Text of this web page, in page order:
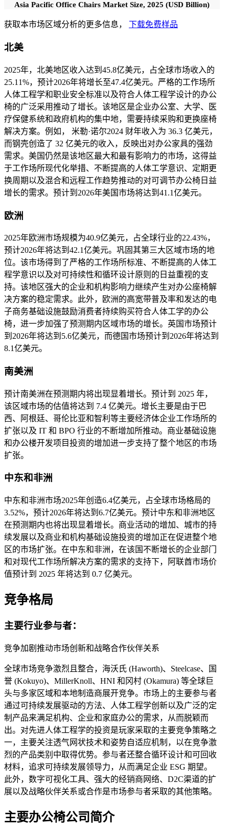
Asia Pacific Office Chairs Market Size, 2025 (USD Billion)
获取本市场区域分析的更多信息， 下载免费样品
北美
2025年，北美地区收入达到45.8亿美元，占全球市场收入的
25.11%，预计2026年将增长至47.4亿美元。 严格的工作场所
人体工程学和职业安全标准以及符合人体工程学设计的办公
椅的广泛采用推动了增长。该地区是企业办公室、大学、医
疗保健系统和政府机构的集中地，需要持续采购和更换座椅
解决方案。例如， 米勒·诺尔2024 财年收入为 36.3 亿美元，
而钢壳创造了 32 亿美元的收入，反映出对办公家具的强劲
需求。美国仍然是该地区最大和最有影响力的市场，这得益
于工作场所现代化举措、不断提高的人体工学意识、定期更
换周期以及混合和远程工作趋势推动的对可调节办公椅日益
增长的需求。预计到2026年美国市场将达到41.1亿美元。
欧洲
2025年欧洲市场规模为40.9亿美元，占全球行业的22.43%，
预计2026年将达到42.1亿美元。 巩固其第三大区域市场的地
位。该市场得到了严格的工作场所标准、不断提高的人体工
程学意识以及对可持续性和循环设计原则的日益重视的支
持。该地区强大的企业和机构影响力继续产生对办公座椅解
决方案的稳定需求。此外，欧洲的高宽带普及率和发达的电
子商务基础设施鼓励消费者持续购买符合人体工学的办公
椅，进一步加强了预测期内区域市场的增长。英国市场预计
到2026年将达到5.6亿美元，而德国市场预计到2026年将达到
8.1亿美元。
南美洲
预计南美洲在预测期内将出现显着增长。预计到 2025 年，
该区域市场的估值将达到 7.4 亿美元。增长主要是由于巴
西、阿根廷、哥伦比亚和智利等主要经济体企业工作场所的
扩张以及 IT 和 BPO 行业的不断增加所推动。商业基础设施
和办公楼开发项目投资的增加进一步支持了整个地区的市场
扩张。
中东和非洲
中东和非洲市场2025年创造6.4亿美元，占全球市场格局的
3.52%，预计2026年将达到6.7亿美元。 预计中东和非洲地区
在预测期内也将出现显着增长。商业活动的增加、城市的持
续发展以及商业和机构基础设施投资的增加正在促进整个地
区的市场扩张。在中东和非洲，在该国不断增长的企业部门
和对现代工作场所解决方案的需求的支持下，阿联酋市场价
值预计到 2025 年将达到 0.7 亿美元。
竞争格局
主要行业参与者：
竞争加剧推动市场创新和战略合作伙伴关系
全球市场竞争激烈且整合，海沃氏 (Haworth)、Steelcase、国
誉 (Kokuyo)、MillerKnoll、HNI 和冈村 (Okamura) 等全球巨
头与多家区域和本地制造商展开竞争。市场上的主要参与者
通过可持续发展驱动的方法、人体工程学创新以及广泛的定
制产品来满足机构、企业和家庭办公的需求，从而脱颖而
出。对先进人体工程学的投资是玩家采取的主要竞争策略之
一，主要关注透气网状技术和姿势自适应机制，以在竞争激
烈的产品类别中取得优势。参与者还整合循环设计和可回收
材料，追求可持续发展领导力，从而满足企业 ESG 期望。
此外，数字可视化工具、强大的经销商网络、D2C渠道的扩
展以及战略伙伴关系或合作是市场参与者采取的其他策略。
主要办公椅公司简介